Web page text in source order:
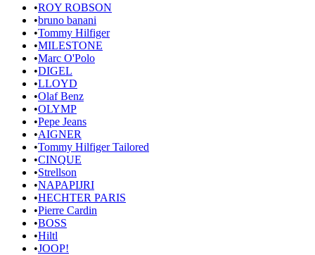
•ROY ROBSON
•bruno banani
•Tommy Hilfiger
•MILESTONE
•Marc O'Polo
•DIGEL
•LLOYD
•Olaf Benz
•OLYMP
•Pepe Jeans
•AIGNER
•Tommy Hilfiger Tailored
•CINQUE
•Strellson
•NAPAPIJRI
•HECHTER PARIS
•Pierre Cardin
•BOSS
•Hiltl
•JOOP!